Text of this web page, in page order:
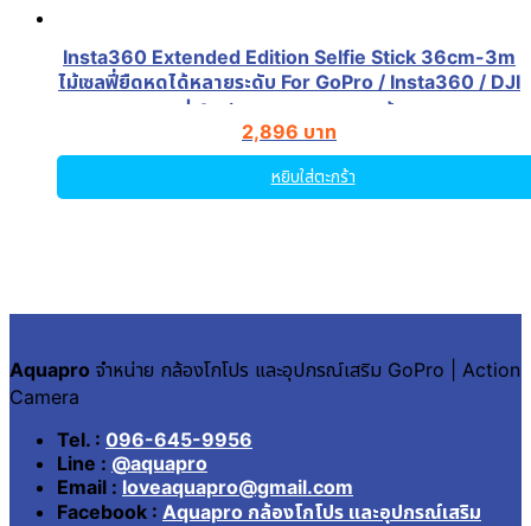
Insta360 Extended Edition Selfie Stick 36cm-3m
ไม้เซลฟี่ยืดหดได้หลายระดับ For GoPro / Insta360 / DJI
| Action camera ของแท้
2,896 บาท
หยิบใส่ตะกร้า
Aquapro จำหน่าย กล้องโกโปร และอุปกรณ์เสริม GoPro | Action
Camera
Tel. : 096-645-9956
Line : @aquapro
Email : loveaquapro@gmail.com
Facebook : Aquapro กล้องโกโปร และอุปกรณ์เสริม